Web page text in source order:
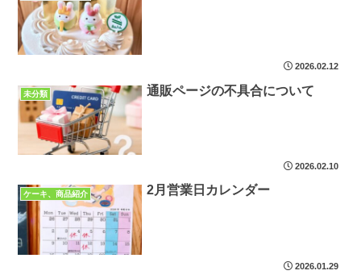
2026.02.12
未分類 通販ページの不具合について
2026.02.10
ケーキ、商品紹介 2月営業日カレンダー
2026.01.29